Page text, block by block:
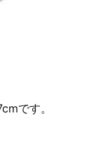
です。